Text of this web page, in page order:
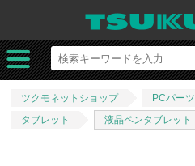
ツクモネットショップ PCパーツ
タブレット
液晶ペンタブレット